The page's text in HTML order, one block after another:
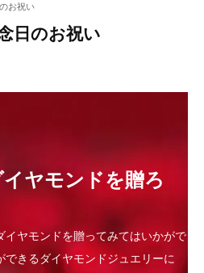
お祝い
日のお祝い
ヤモンドを贈ろ
イヤモンドを贈ってみてはいかがで
できるダイヤモンドジュエリーに